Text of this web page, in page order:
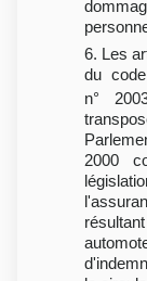
6. Les
du
n°
2000